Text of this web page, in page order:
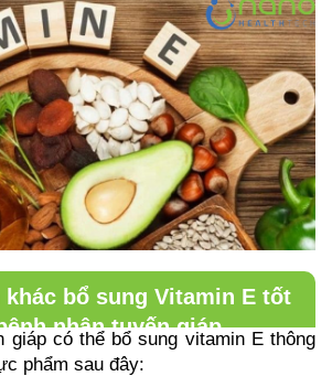
khác bổ sung Vitamin E tốt
nhân tuyến giáp
giáp có thể bổ sung vitamin E thông
phẩm sau đây: